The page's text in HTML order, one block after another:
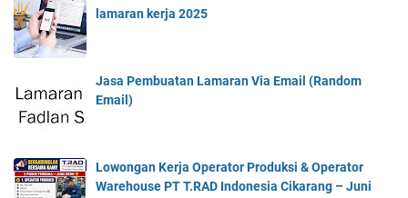
lamaran kerja 2025
Jasa Pembuatan Lamaran Via Email (Random
Email)
Lowongan Kerja Operator Produksi & Operator
Warehouse PT T.RAD Indonesia Cikarang – Juni